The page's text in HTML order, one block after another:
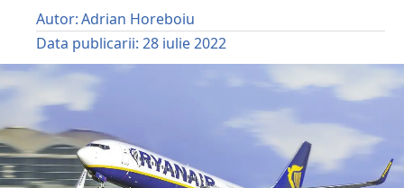
Autor:Adrian Horeboiu
Data publicarii: 28 iulie 2022